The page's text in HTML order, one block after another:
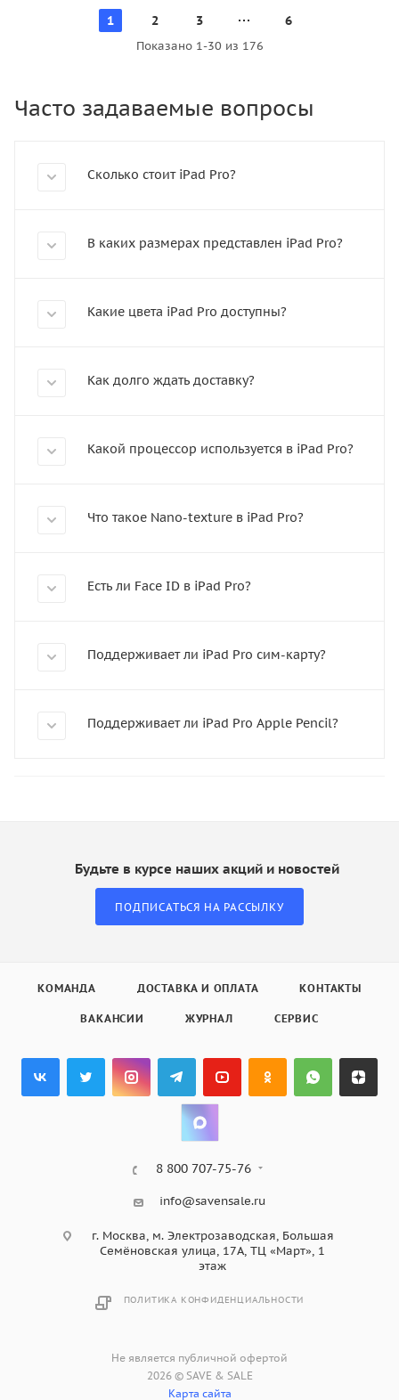
1 2 3 6
Показано 1-30 из 176
Часто задаваемые вопросы
Сколько стоит iPad Pro?
В каких размерах представлен iPad Pro?
Какие цвета iPad Pro доступны?
Как долго ждать доставку?
Какой процессор используется в iPad Pro?
Что такое Nano-texture в iPad Pro?
Есть ли Face ID в iPad Pro?
Поддерживает ли iPad Pro сим-карту?
Поддерживает ли iPad Pro Apple Pencil?
Будьте в курсе наших акций и новостей
ПОДПИСАТЬСЯ НА РАССЫЛКУ
КОМАНДА ДОСТАВКА И ОПЛАТА КОНТАКТЫ
ВАКАНСИИ ЖУРНАЛ СЕРВИС
8 800 707-75-76
info@savensale.ru
г. Москва, м. Электрозаводская, Большая
Семёновская улица, 17А, ТЦ «Март», 1
этаж
ПОЛИТИКА КОНФИДЕНЦИАЛЬНОСТИ
Не является публичной офертой
2026 © SAVE & SALE
Карта сайта